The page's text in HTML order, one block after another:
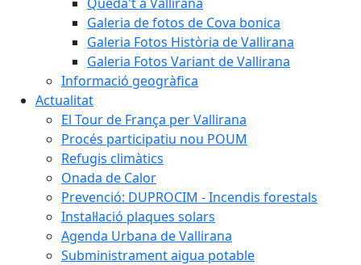
Galeria de fotos de Cova bonica
Galeria Fotos Història de Vallirana
Galeria Fotos Variant de Vallirana
Informació geogràfica
Actualitat
El Tour de França per Vallirana
Procés participatiu nou POUM
Refugis climàtics
Onada de Calor
Prevenció: DUPROCIM - Incendis forestals
Instal·lació plaques solars
Agenda Urbana de Vallirana
Subministrament aigua potable